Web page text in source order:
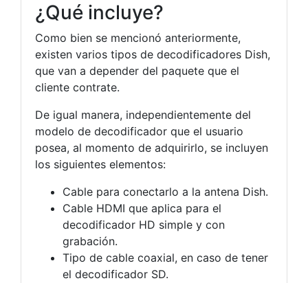
¿Qué incluye?
Como bien se mencionó anteriormente,
existen varios tipos de decodificadores Dish,
que van a depender del paquete que el
cliente contrate.
De igual manera, independientemente del
modelo de decodificador que el usuario
posea, al momento de adquirirlo, se incluyen
los siguientes elementos:
Cable para conectarlo a la antena Dish.
Cable HDMI que aplica para el
decodificador HD simple y con
grabación.
Tipo de cable coaxial, en caso de tener
el decodificador SD.